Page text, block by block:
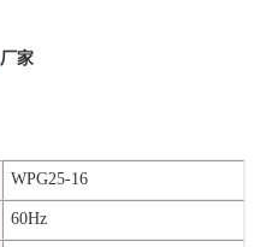
厂家
WPG25-16
60Hz